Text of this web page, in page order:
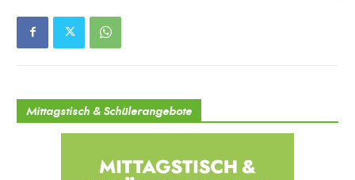
Mittagstisch & Schülerangebote